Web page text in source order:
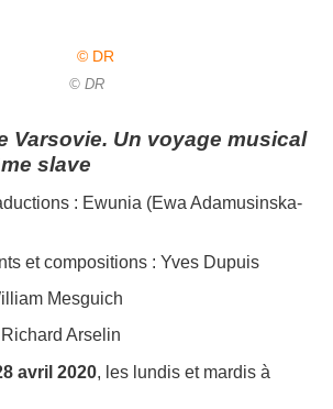
© DR
Varsovie. Un voyage musical
slave
: Ewunia (Ewa Adamusinska-
et compositions : Yves Dupuis
Mesguich
Arselin
avril 2020, les lundis et mardis à